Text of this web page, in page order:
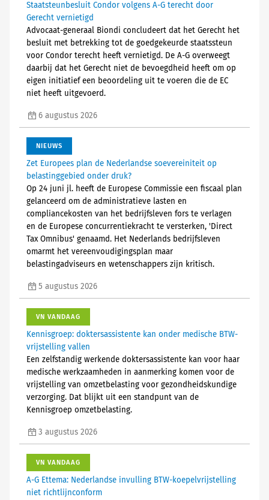
Staatsteunbesluit Condor volgens A-G terecht door
Gerecht vernietigd
Advocaat-generaal Biondi concludeert dat het Gerecht het
besluit met betrekking tot de goedgekeurde staatssteun
voor Condor terecht heeft vernietigd. De A-G overweegt
daarbij dat het Gerecht niet de bevoegdheid heeft om op
eigen initiatief een beoordeling uit te voeren die de EC
niet heeft uitgevoerd.
6 augustus 2026
NIEUWS
Zet Europees plan de Nederlandse soevereiniteit op
belastinggebied onder druk?
Op 24 juni jl. heeft de Europese Commissie een fiscaal plan
gelanceerd om de administratieve lasten en
compliancekosten van het bedrijfsleven fors te verlagen
en de Europese concurrentiekracht te versterken, 'Direct
Tax Omnibus' genaamd. Het Nederlands bedrijfsleven
omarmt het vereenvoudigingsplan maar
belastingadviseurs en wetenschappers zijn kritisch.
5 augustus 2026
VN VANDAAG
Kennisgroep: doktersassistente kan onder medische BTW-
vrijstelling vallen
Een zelfstandig werkende doktersassistente kan voor haar
medische werkzaamheden in aanmerking komen voor de
vrijstelling van omzetbelasting voor gezondheidskundige
verzorging. Dat blijkt uit een standpunt van de
Kennisgroep omzetbelasting.
3 augustus 2026
VN VANDAAG
A-G Ettema: Nederlandse invulling BTW-koepelvrijstelling
niet richtlijnconform